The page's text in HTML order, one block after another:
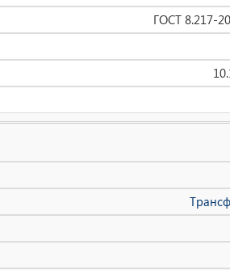
ГОСТ 8.217-